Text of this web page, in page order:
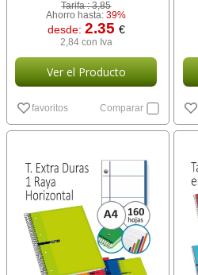
Tarifa :3,85
Ahorro hasta:39%
desde: 2.35 €
2,84 con Iva
Ver el Producto
favoritos Comparar